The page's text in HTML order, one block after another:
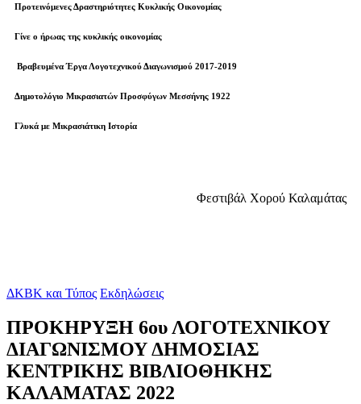
Προτεινόμενες Δραστηριότητες Κυκλικής Οικονομίας
Γίνε ο ήρωας της κυκλικής οικονομίας
Βραβευµένα Έργα Λογοτεχνικού Διαγωνισμού 2017-2019
Δημοτολόγιο Μικρασιατών Προσφύγων Μεσσήνης 1922
Γλυκά με Μικρασιάτικη Ιστορία
Φεστιβάλ Χορού Καλαμάτας
ΔΚΒΚ και Τύπος Εκδηλώσεις
ΠΡΟΚΗΡΥΞΗ 6ου ΛΟΓΟΤΕΧΝΙΚΟΥ
ΔΙΑΓΩΝΙΣΜΟΥ ΔΗΜΟΣΙΑΣ
ΚΕΝΤΡΙΚΗΣ ΒΙΒΛΙΟΘΗΚΗΣ
ΚΑΛΑΜΑΤΑΣ 2022